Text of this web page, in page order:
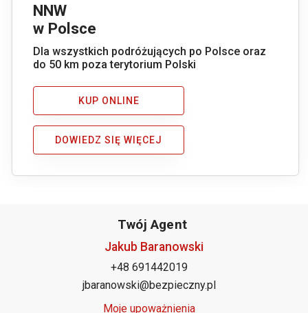
NNW
w Polsce
Dla wszystkich podróżujących po Polsce oraz
do 50 km poza terytorium Polski
KUP ONLINE
DOWIEDZ SIĘ WIĘCEJ
Twój Agent
Jakub Baranowski
+48 691442019
jbaranowski@bezpieczny.pl
Moje upoważnienia